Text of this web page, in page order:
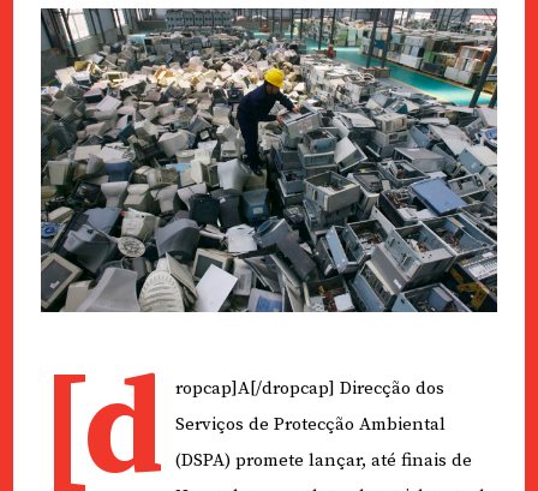
[d
ropcap]A[/dropcap] Direcção dos
Serviços de Protecção Ambiental
(DSPA) promete lançar, até finais de